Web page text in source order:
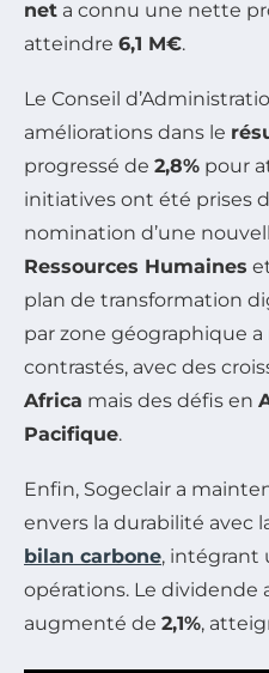
net a connu une nette
atteindre 6,1 M€.
Le Conseil
améliorations dans le
progressé de 2,8% pour
initiatives ont été prises
nomination d’une
Ressources Humaines
plan de transformation
par zone géographique
contrastés, avec des
Africa mais des défis en
Pacifique.
Enfin, Sogeclair a
envers la durabilité avec
bilan carbone, intégrant
opérations. Le dividende
augmenté de 2,1%,